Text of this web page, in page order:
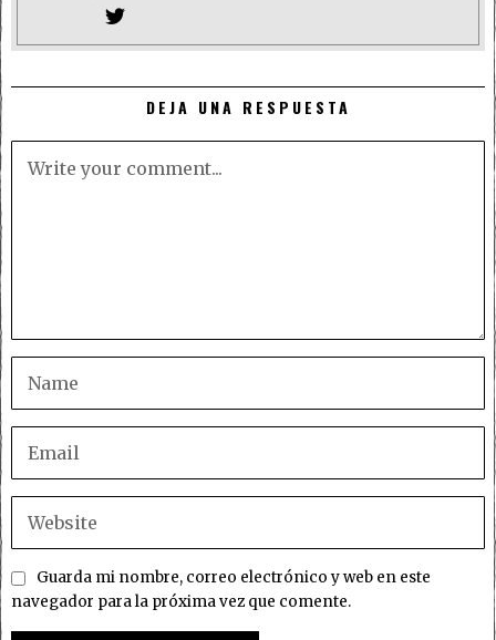
DEJA UNA RESPUESTA
Guarda mi nombre, correo electrónico y web en este
navegador para la próxima vez que comente.